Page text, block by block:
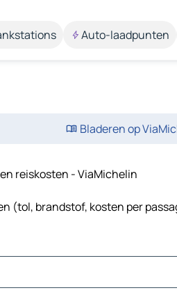
Auto-laadpunten
Bladeren op
reiskosten - ViaMichelin
(tol, brandstof, kosten per